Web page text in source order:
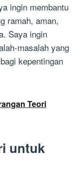
ingin membantu
ramah, aman,
Saya ingin
masalah yang
kepentingan
Teori
untuk